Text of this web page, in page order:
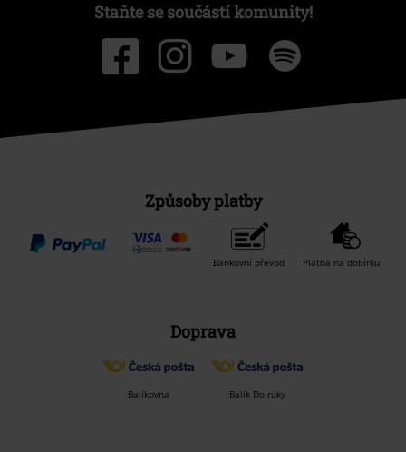
Staňte se součástí komunity!
Způsoby platby
Bankovní převod Platba na dobírku
Doprava
Balíkovna Balík Do ruky